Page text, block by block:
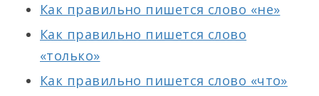
Как правильно пишется слово «не»
Как правильно пишется слово
«только»
Как правильно пишется слово «что»